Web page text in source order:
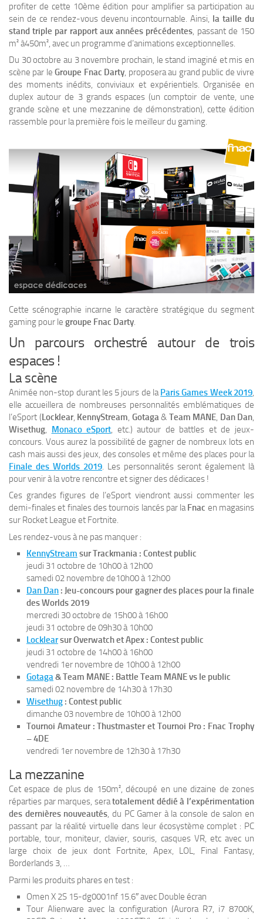
profiter de cette 10ème édition pour amplifier sa participation au
sein de ce rendez-vous devenu incontournable. Ainsi, la taille du
stand triple par rapport aux années précédentes, passant de 150
m² à450m², avec un programme d’animations exceptionnelles.
Du 30 octobre au 3 novembre prochain, le stand imaginé et mis en
scène par leGroupe Fnac Darty, proposera au grand public de vivre
des moments inédits, conviviaux et expérientiels. Organisée en
duplex autour de 3 grands espaces (un comptoir de vente, une
grande scène et une mezzanine de démonstration), cette édition
rassemble pour la première fois le meilleur du gaming.
Cette scénographie incarne le caractère stratégique du segment
gaming pour le groupe Fnac Darty.
Un parcours orchestré autour de trois
espaces !
La scène
Animée non-stop durant les 5 jours de laParis Games Week 2019,
elle accueillera de nombreuses personnalités emblématiques de
l’eSport (Locklear, KennyStream, Gotaga& Team MANE, Dan Dan,
Wisethug, Monaco eSport, etc.) autour de battles et de jeux-
concours. Vous aurez la possibilité de gagner de nombreux lots en
cash mais aussi des jeux, des consoles et même des places pour la
Finale des Worlds 2019. Les personnalités seront également là
pour venir à la votre rencontre et signer des dédicaces !
Ces grandes figures de l’eSport viendront aussi commenter les
demi-finales et finales des tournois lancés par laFnac en magasins
sur Rocket League et Fortnite.
Les rendez-vous à ne pas manquer :
KennyStream sur Trackmania : Contest public
jeudi 31 octobre de 10h00 à 12h00
samedi 02 novembre de10h00 à 12h00
Dan Dan : Jeu-concours pour gagner des places pour la finale
des Worlds 2019
mercredi 30 octobre de 15h00 à 16h00
jeudi 31 octobre de 09h30 à 10h00
Locklearsur Overwatch et Apex : Contest public
jeudi 31 octobre de 14h00 à 16h00
vendredi 1er novembre de 10h00 à 12h00
Gotaga& Team MANE : Battle Team MANE vs le public
samedi 02 novembre de 14h30 à 17h30
Wisethug : Contest public
dimanche 03 novembre de 10h00 à 12h00
Tournoi Amateur : Thustmaster et Tournoi Pro : Fnac Trophy
– 4DE
vendredi 1er novembre de 12h30 à 17h30
La mezzanine
Cet espace de plus de 150m², découpé en une dizaine de zones
réparties par marques, seratotalement dédié à l’expérimentation
des dernières nouveautés, du PC Gamer à la console de salon en
passant par la réalité virtuelle dans leur écosystème complet : PC
portable, tour, moniteur, clavier, souris, casques VR, etc avec un
large choix de jeux dont Fortnite, Apex, LOL, Final Fantasy,
Borderlands 3, …
Parmi les produits phares en test :
Omen X 2S 15-dg0001nf 15.6″ avec Double écran
Tour Alienware avec la configuration (Aurora R7, i7 8700K,